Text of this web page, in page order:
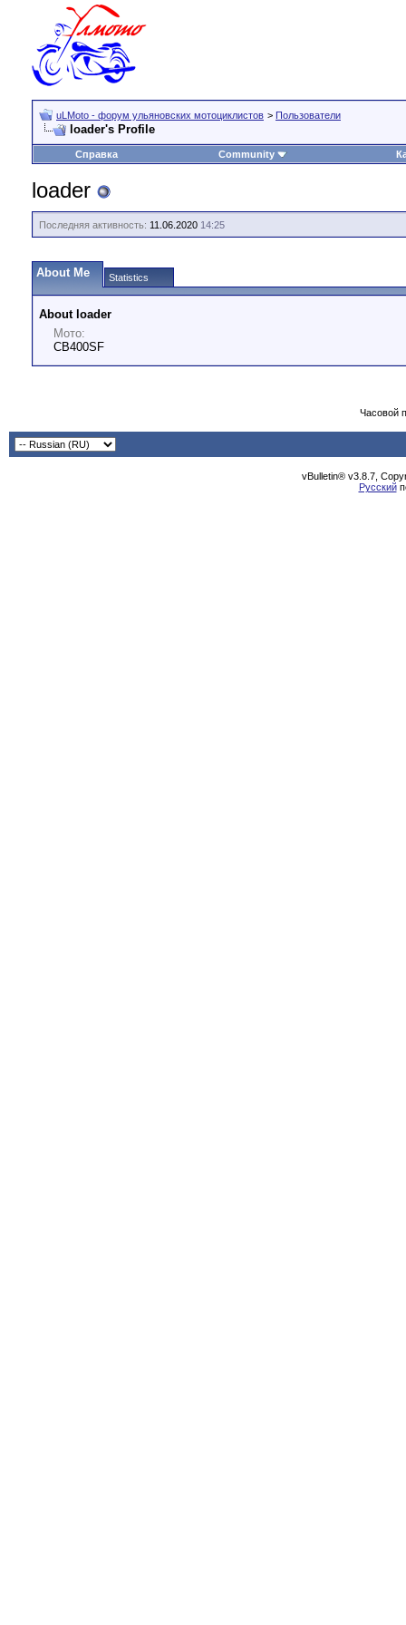
uLMoto - форум ульяновских мотоциклистов > Пользователи
loader's Profile
Справка Community
loader
Последняя активность: 11.06.2020 14:25
About Me Statistics
About loader
Мото:
CB400SF
Часовой
vBulletin® v3.8.7,
Русский